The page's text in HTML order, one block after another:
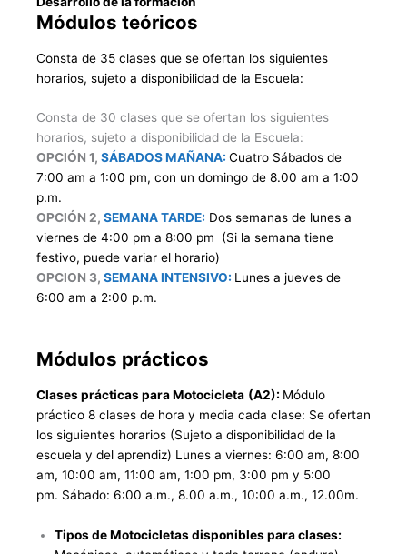
Módulos teóricos
Consta de 35 clases que se ofertan los siguientes
horarios, sujeto a disponibilidad de la Escuela:
Consta de 30 clases que se ofertan los siguientes
horarios, sujeto a disponibilidad de la Escuela:
OPCIÓN 1, SÁBADOS MAÑANA: Cuatro Sábados de
7:00 am a 1:00 pm, con un domingo de 8.00 am a 1:00
p.m.
OPCIÓN 2, SEMANA TARDE: Dos semanas de lunes a
viernes de 4:00 pm a 8:00 pm (Si la semana tiene
festivo, puede variar el horario)
OPCION 3, SEMANA INTENSIVO: Lunes a jueves de
6:00 am a 2:00 p.m.
Módulos prácticos
Clases prácticas para Motocicleta (A2): Módulo
práctico 8 clases de hora y media cada clase: Se ofertan
los siguientes horarios (Sujeto a disponibilidad de la
escuela y del aprendiz) Lunes a viernes: 6:00 am, 8:00
am, 10:00 am, 11:00 am, 1:00 pm, 3:00 pm y 5:00
pm. Sábado: 6:00 a.m., 8.00 a.m., 10:00 a.m., 12.00m.
Tipos de Motocicletas disponibles para clases: